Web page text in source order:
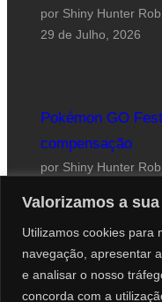
Valorizamos a
Utilizamos cookies para
navegação, apresentar
e analisar o nosso
concorda com a
por Shiny Hunter Rob
29 de Julho, 2026
Pokémon GO
compensação
por Shiny Hunter Rob
Website desenhado por